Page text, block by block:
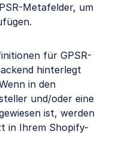
Metafelder, um
für GPSR-
hinterlegt
in den
und/oder eine
ist, werden
in Ihrem Shopify-